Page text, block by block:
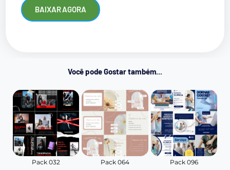
BAIXAR AGORA
Você pode Gostar também...
Pack 032 Pack 064 Pack 096